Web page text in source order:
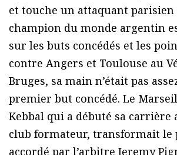
et touche un attaquant parisien
champion du monde argentin
sur les buts concédés et les
contre Angers et Toulouse au
Bruges, sa main n’était pas
premier but concédé. Le
Kebbal qui a débuté sa carrière
club formateur, transformait le
accordé par l’arbitre Jeremy